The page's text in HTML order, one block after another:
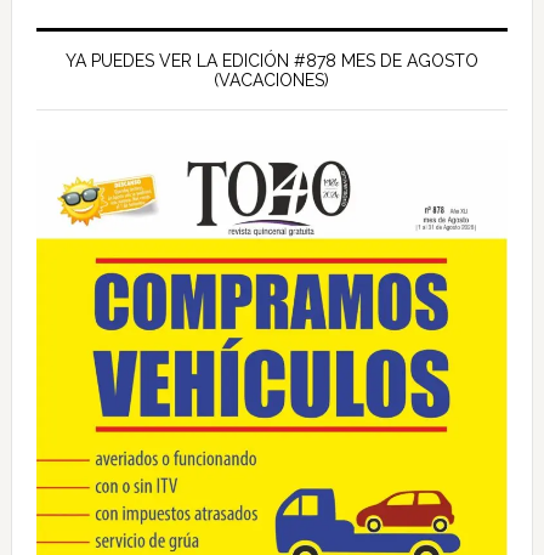
Barra
lateral
principal
YA PUEDES VER LA EDICIÓN #878 MES DE AGOSTO
(VACACIONES)